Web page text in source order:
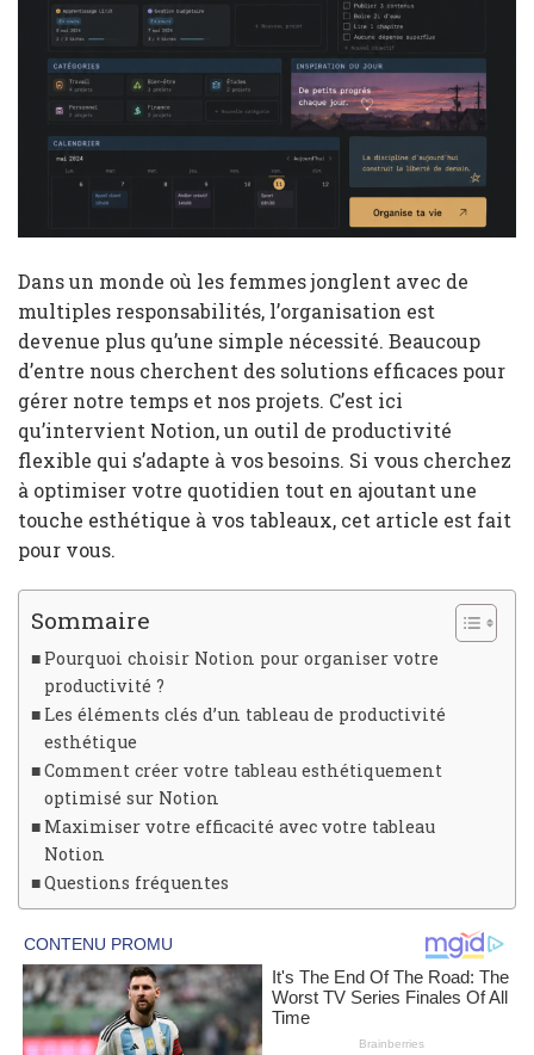
Dans un monde où les femmes jonglent avec de
multiples responsabilités, l’organisation est
devenue plus qu’une simple nécessité. Beaucoup
d’entre nous cherchent des solutions efficaces pour
gérer notre temps et nos projets. C’est ici
qu’intervient Notion, un outil de productivité
flexible qui s’adapte à vos besoins. Si vous cherchez
à optimiser votre quotidien tout en ajoutant une
touche esthétique à vos tableaux, cet article est fait
pour vous.
Sommaire
Pourquoi choisir Notion pour organiser votre
productivité ?
Les éléments clés d’un tableau de productivité
esthétique
Comment créer votre tableau esthétiquement
optimisé sur Notion
Maximiser votre efficacité avec votre tableau
Notion
Questions fréquentes